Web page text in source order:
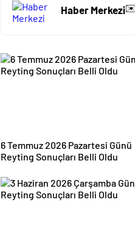
Haber Merkezi
6 Temmuz 2026 Pazartesi Günü
Reyting Sonuçları Belli Oldu